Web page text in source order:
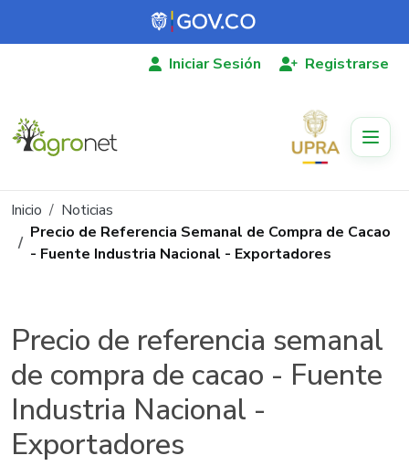
Pasar al contenido principal
Iniciar Sesión Registrarse
Ruta de navegación
Inicio
Noticias
Precio de Referencia Semanal de Compra de Cacao
- Fuente Industria Nacional - Exportadores
Precio de referencia semanal
de compra de cacao - Fuente
Industria Nacional -
Exportadores